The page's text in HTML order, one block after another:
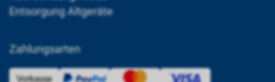
Entsorgung Altgeräte
Zahlungsarten